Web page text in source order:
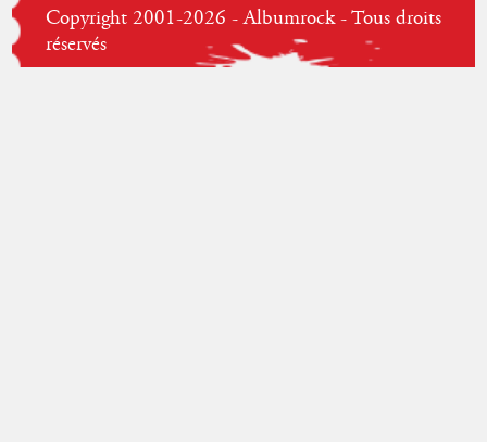
Copyright 2001-2026 - Albumrock - Tous droits
réservés